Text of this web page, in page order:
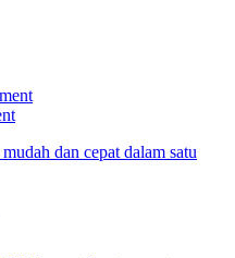
dan cepat dalam satu